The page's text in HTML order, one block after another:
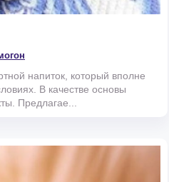
напиток, который вполне
В качестве основы
Предлагае...